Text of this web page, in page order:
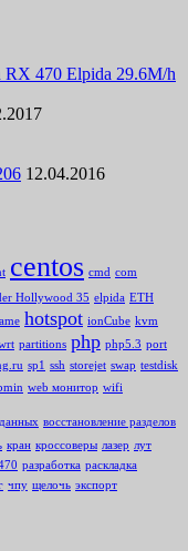
470 Elpida 29.6M/h
12.04.2016
centos cmd com
Hollywood 35 elpida ETH
hotspot ionCube kvm
partitions php php5.3 port
sp1 ssh storejet swap testdisk
web монитор wifi
восстановление разделов
кран кроссоверы лазер лут
разработка раскладка
чпу щелочь экспорт